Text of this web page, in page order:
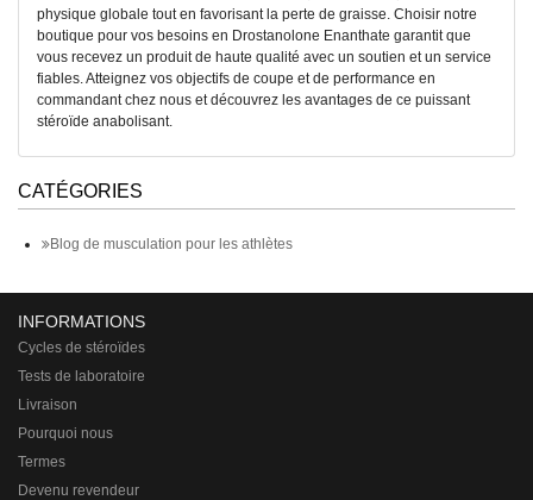
physique globale tout en favorisant la perte de graisse. Choisir notre
boutique pour vos besoins en Drostanolone Enanthate garantit que
vous recevez un produit de haute qualité avec un soutien et un service
fiables. Atteignez vos objectifs de coupe et de performance en
commandant chez nous et découvrez les avantages de ce puissant
stéroïde anabolisant.
CATÉGORIES
Blog de musculation pour les athlètes
INFORMATIONS
Cycles de stéroïdes
Tests de laboratoire
Livraison
Pourquoi nous
Termes
Devenu revendeur